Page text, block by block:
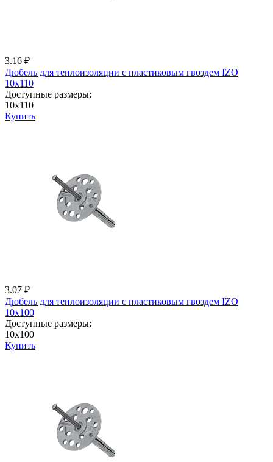
3.16 ₽
Дюбель для теплоизоляции с пластиковым гвоздем IZО
10x110
Доступные размеры:
10x110
Купить
3.07 ₽
Дюбель для теплоизоляции с пластиковым гвоздем IZО
10x100
Доступные размеры:
10x100
Купить